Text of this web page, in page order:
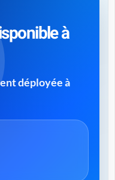
à
déployée à